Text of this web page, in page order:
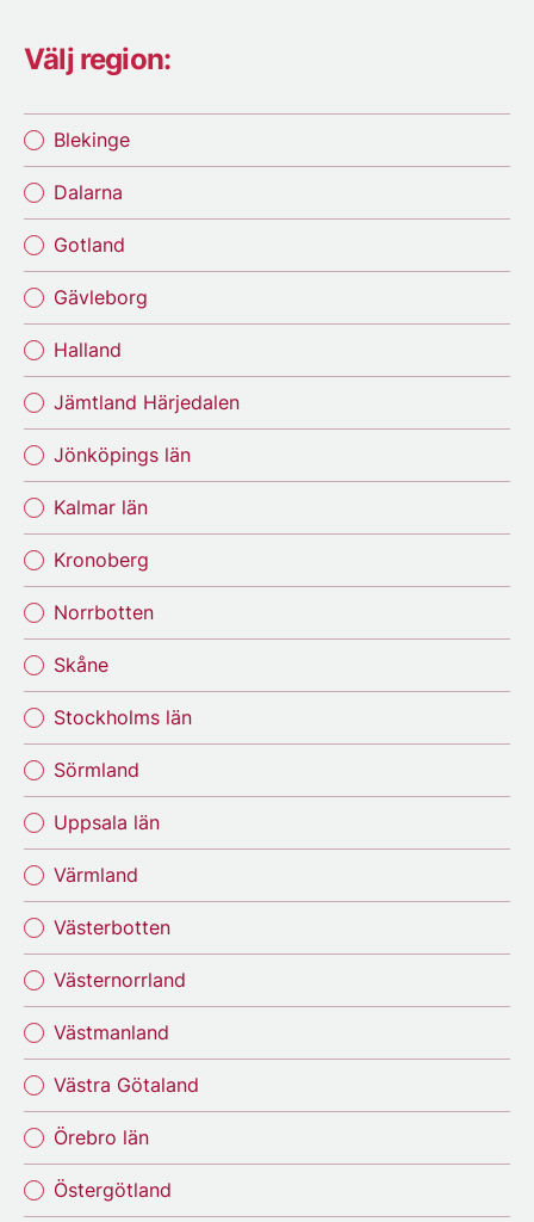
Välj region:
Blekinge
Dalarna
Gotland
Gävleborg
Halland
Jämtland Härjedalen
Jönköpings län
Kalmar län
Kronoberg
Norrbotten
Skåne
Stockholms län
Sörmland
Uppsala län
Värmland
Västerbotten
Västernorrland
Västmanland
Västra Götaland
Örebro län
Östergötland